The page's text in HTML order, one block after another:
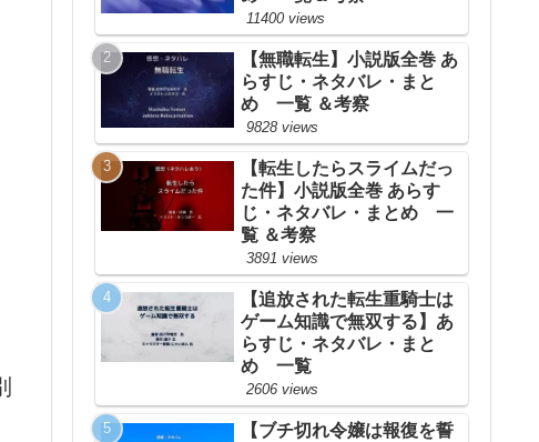
11400 views
【無職転生】小説版全巻 あ
らすじ・ネタバレ・まと
め 一覧 ＆考察
9828 views
【転生したらスライムだっ
た件】小説版全巻 あらす
じ・ネタバレ・まとめ 一
覧 ＆考察
3891 views
【追放された転生重騎士は
ゲーム知識で無双する】あ
らすじ・ネタバレ・まと
め 一覧
2606 views
【ブチ切れ令嬢は報復を誓